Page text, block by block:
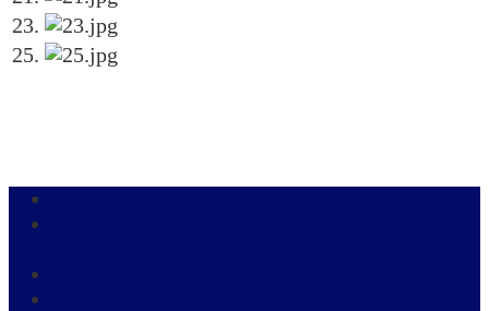
23.
25.